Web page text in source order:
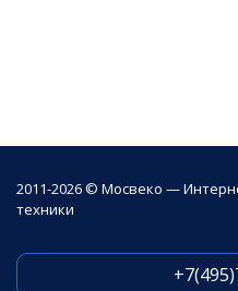
2011-2026 © Мосвеко —
техники